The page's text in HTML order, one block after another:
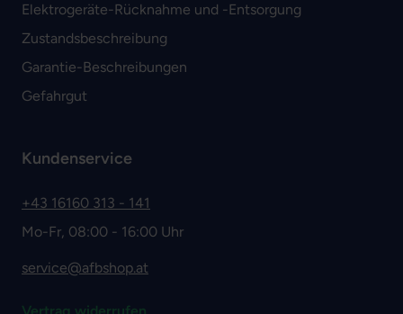
Elektrogeräte-Rücknahme und -Entsorgung
Zustandsbeschreibung
Garantie-Beschreibungen
Gefahrgut
Kundenservice
+43 16160 313 - 141
Mo-Fr, 08:00 - 16:00 Uhr
service@afbshop.at